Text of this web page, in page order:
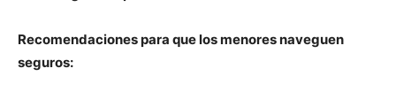
Recomendaciones para que los menores naveguen
seguros: